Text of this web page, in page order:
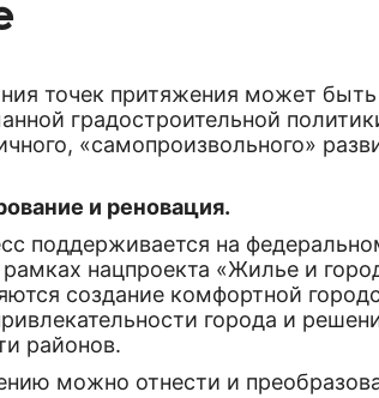
точек притяжения может быть
градостроительной
«самопроизвольного»
и реновация.
поддерживается на
нацпроекта «Жилье и
создание комфортной
города и
районов.
можно отнести и